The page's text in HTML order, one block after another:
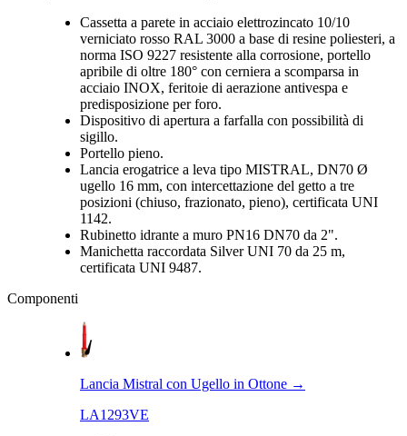
Cassetta a parete in acciaio elettrozincato 10/10
verniciato rosso RAL 3000 a base di resine poliesteri, a
norma ISO 9227 resistente alla corrosione, portello
apribile di oltre 180° con cerniera a scomparsa in
acciaio INOX, feritoie di aerazione antivespa e
predisposizione per foro.
Dispositivo di apertura a farfalla con possibilità di
sigillo.
Portello pieno.
Lancia erogatrice a leva tipo MISTRAL, DN70 Ø
ugello 16 mm, con intercettazione del getto a tre
posizioni (chiuso, frazionato, pieno), certificata UNI
1142.
Rubinetto idrante a muro PN16 DN70 da 2".
Manichetta raccordata Silver UNI 70 da 25 m,
certificata UNI 9487.
Componenti
Lancia Mistral con Ugello in Ottone →
LA1293VE